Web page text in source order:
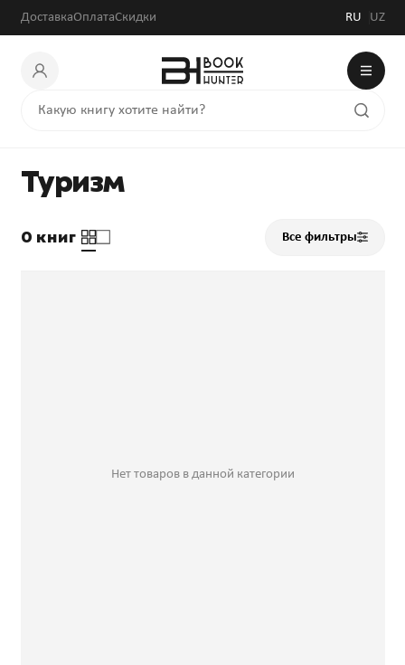
ДоставкаОплатаСкидки RU UZ
Туризм
0 книг Все фильтры
Нет товаров в данной категории